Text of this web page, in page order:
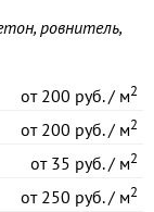
ровнитель,
от200 руб. / м2
от200 руб. / м2
от35 руб. / м2
от250 руб. / м2